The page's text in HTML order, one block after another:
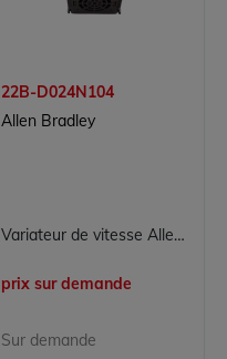
22B-D024N104
Allen Bradley
Variateur de vitesse Allen-Bradley PowerFlex 40 22BD024N104 480VAC 24A 11kW 15HP
prix sur demande
Sur demande